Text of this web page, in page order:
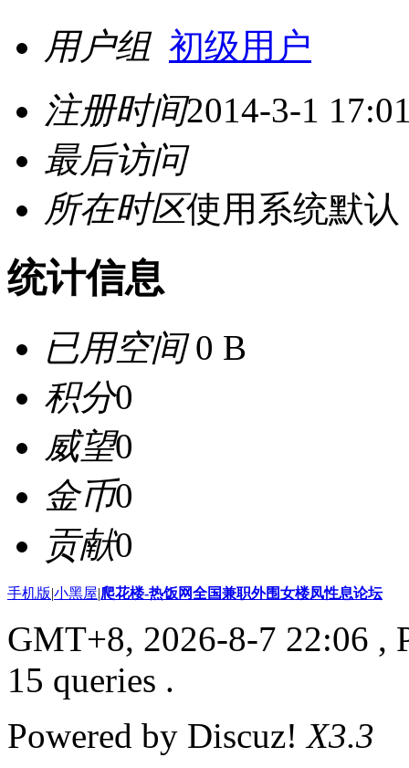
用户组 初级用户
注册时间2014-3-1
最后访问
所在时区使用系统默认
统计信息
已用空间0 B
积分0
威望0
金币0
贡献0
手机版|小黑屋|爬花楼-热饭网全国兼职外围女楼凤性息论坛
GMT+8, 2026-8-7 22:06 ,
15 queries .
Powered by Discuz!X3.3